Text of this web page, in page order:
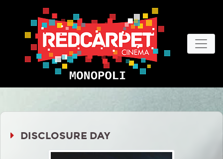
DISCLOSURE DAY